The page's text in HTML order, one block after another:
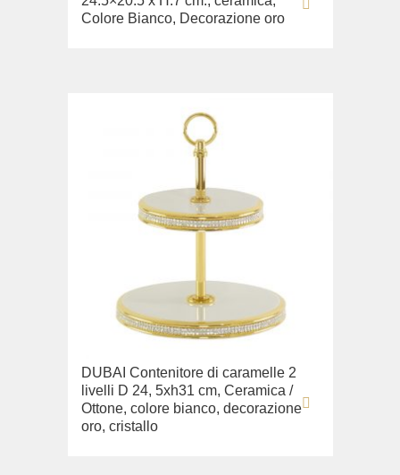
Colore Bianco, Decorazione oro
DUBAI Contenitore di caramelle 2
livelli D 24, 5xh31 cm, Ceramica /
Ottone, colore bianco, decorazione
oro, cristallo